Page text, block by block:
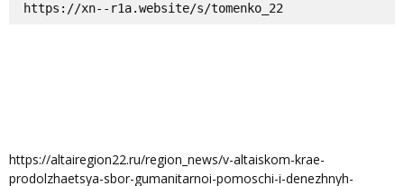
https://xn--r1a.website/s/tomenko_22
https://altairegion22.ru/region_news/v-altaiskom-krae-
prodolzhaetsya-sbor-gumanitarnoi-pomoschi-i-denezhnyh-